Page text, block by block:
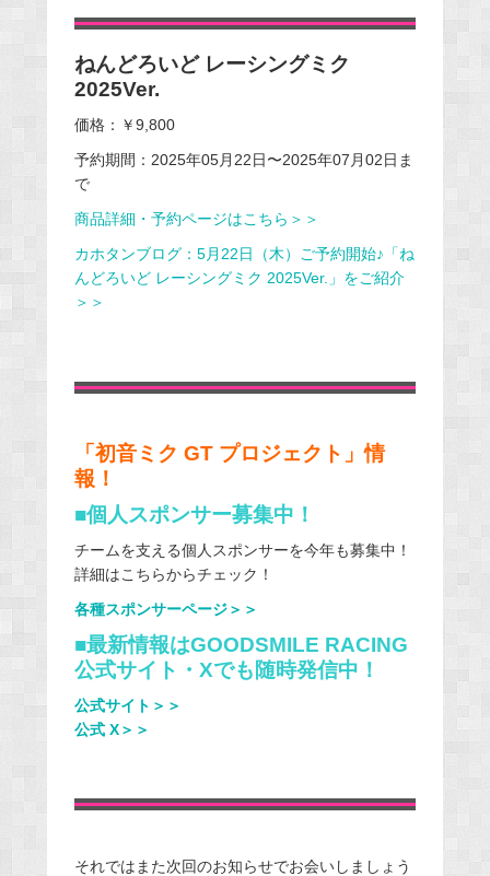
ねんどろいど レーシングミク
2025Ver.
価格：￥9,800
予約期間：2025年05月22日〜2025年07月02日ま
で
商品詳細・予約ページはこちら＞＞
カホタンブログ：5月22日（木）ご予約開始♪「ね
んどろいど レーシングミク 2025Ver.」をご紹介
＞＞
「初音ミク GT プロジェクト」情
報！
■個人スポンサー募集中！
チームを支える個人スポンサーを今年も募集中！
詳細はこちらからチェック！
各種スポンサーページ＞＞
■最新情報はGOODSMILE RACING
公式サイト・Xでも随時発信中！
公式サイト＞＞
公式 X＞＞
それではまた次回のお知らせでお会いしましょう